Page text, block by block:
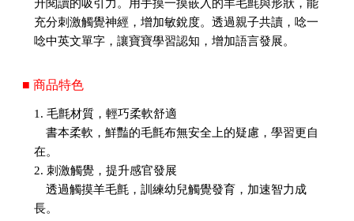
升閱讀的吸引力。用手摸一摸嵌入的羊毛氈與形狀，能
充分刺激觸覺神經，增加敏銳度。透過親子共讀，唸一
唸中英文單字，讓寶寶學習認知，增加語言發展。
■ 商品特色
1. 毛氈材質，輕巧柔軟舒適
書本柔軟，鮮豔的毛氈布無安全上的疑慮，學習更自
在。
2. 刺激觸覺，提升感官發展
透過觸摸羊毛氈，訓練幼兒觸覺發育，加速智力成
長。